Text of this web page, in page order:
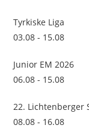
Tyrkiske Liga
03.08 - 15.08
Junior EM 2026
06.08 - 15.08
22. Lichtenberger
08.08 - 16.08